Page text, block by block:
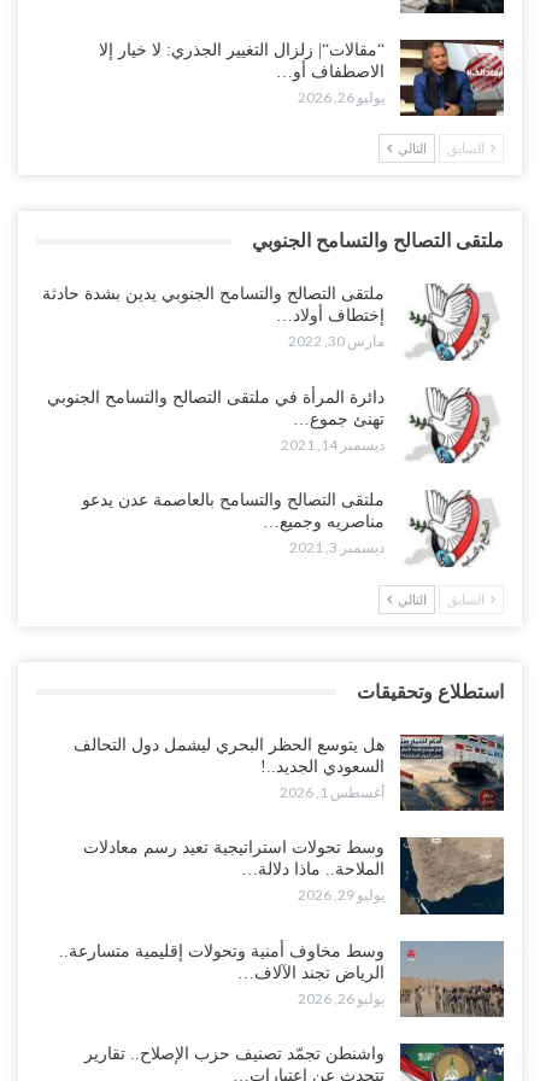
“مقالات“| زلزال التغيير الجذري: لا خيار إلا
الاصطفاف أو…
يوليو 26, 2026
السابق التالي
ملتقى التصالح والتسامح الجنوبي
ملتقى التصالح والتسامح الجنوبي يدين بشدة حادثة
إختطاف أولاد…
مارس 30, 2022
دائرة المرأة في ملتقى التصالح والتسامح الجنوبي
تهنئ جموع…
ديسمبر 14, 2021
ملتقى التصالح والتسامح بالعاصمة عدن يدعو
مناصريه وجميع…
ديسمبر 3, 2021
السابق التالي
استطلاع وتحقيقات
هل يتوسع الحظر البحري ليشمل دول التحالف
السعودي الجديد..!
أغسطس 1, 2026
وسط تحولات استراتيجية تعيد رسم معادلات
الملاحة.. ماذا دلالة…
يوليو 29, 2026
وسط مخاوف أمنية وتحولات إقليمية متسارعة..
الرياض تجند الآلاف…
يوليو 26, 2026
واشنطن تجمّد تصنيف حزب الإصلاح.. تقارير
تتحدث عن اعتبارات…